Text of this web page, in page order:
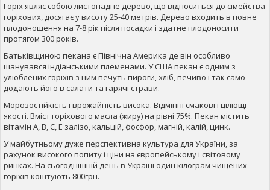
Горіх являє собою листопадне дерево, що відноситься до сімейства
горіхових, досягає у висоту 25-40 метрів. Дерево входить в повне
плодоношення на 7-8 рік після посадки і здатне плодоносити
протягом 300 років.
Батьківщиною пекана є Північна Америка де він особливо
шанувався індіанськими племенами. У США пекан є одним з
улюблених горіхів з ним печуть пироги, хліб, печиво і так само
додають його в салати та гарячі страви.
Морозостійкість і врожайність висока. Відмінні смакові і цілющі
якості. Вміст горіхового масла (жиру) на рівні 75%. Пекан містить
вітамін A, B, C, E залізо, кальцій, фосфор, магній, калій, цинк.
У майбутньому дуже перспективна культура для України, за
рахунок високого попиту і ціни на європейському і світовому
ринках. На сьогоднішній день в Україні один кілограм чищених
горіхів коштують 800грн.